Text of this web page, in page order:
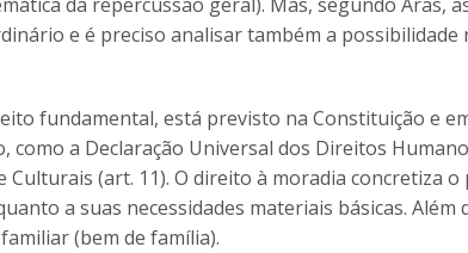
e é preciso analisar também a possibilidade
fundamental, está previsto na Constituição e
a Declaração Universal dos Direitos
(art. 11). O direito à moradia concretiza o
a suas necessidades materiais básicas. Além
(bem de família).